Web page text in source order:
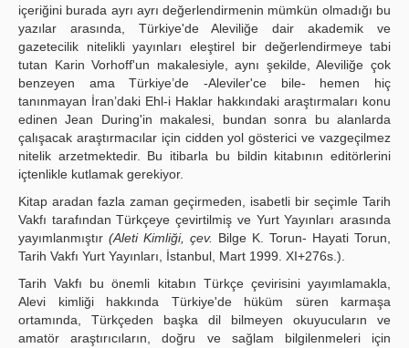
içeriğini burada ayrı ayrı değerlendirmenin mümkün olmadığı bu
yazılar arasında, Türkiye'de Aleviliğe dair akademik ve
gazetecilik nitelikli yayınları eleştirel bir değerlendirmeye tabi
tutan Karin Vorhoff'un makalesiyle, aynı şekilde, Aleviliğe çok
benzeyen ama Türkiye’de -Aleviler'ce bile- hemen hiç
tanınmayan İran’daki Ehl-i Haklar hakkındaki araştırmaları konu
edinen Jean During'in makalesi, bundan sonra bu alanlarda
çalışacak araştırmacılar için cidden yol gösterici ve vazgeçilmez
nitelik arzetmektedir. Bu itibarla bu bildin kitabının editörlerini
içtenlikle kutlamak gerekiyor.
Kitap aradan fazla zaman geçirmeden, isabetli bir seçimle Tarih
Vakfı tarafından Türkçeye çevirtilmiş ve Yurt Yayınları arasında
yayımlanmıştır (Aleti Kimliği, çev. Bilge K. Torun- Hayati Torun,
Tarih Vakfı Yurt Yayınları, İstanbul, Mart 1999. XI+276s.).
Tarih Vakfı bu önemli kitabın Türkçe çevirisini yayımlamakla,
Alevi kimliği hakkında Türkiye'de hüküm süren karmaşa
ortamında, Türkçeden başka dil bilmeyen okuyucuların ve
amatör araştırıcıların, doğru ve sağlam bilgilenmeleri için